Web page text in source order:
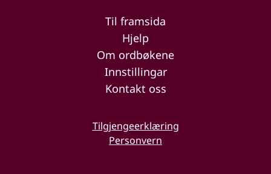
Til framsida
Hjelp
Om ordbøkene
Innstillingar
Kontakt oss
Tilgjengeerklæring
Personvern